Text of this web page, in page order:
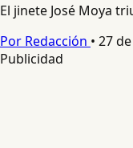
El jinete José Moya
Por Redacción • 27
Publicidad